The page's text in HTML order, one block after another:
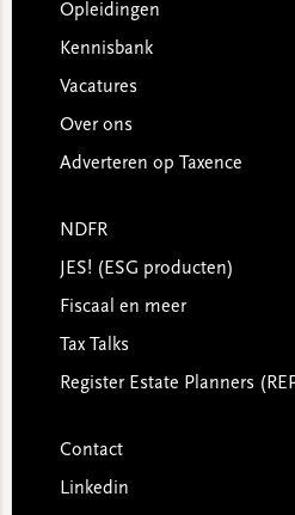
Opleidingen
Kennisbank
Vacatures
Over ons
Adverteren op Taxence
NDFR
JES! (ESG producten)
Fiscaal en meer
Tax Talks
Register Estate Planners
Contact
Linkedin